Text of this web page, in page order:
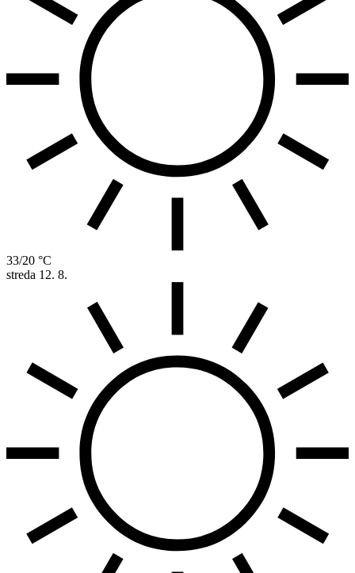
33/20 °C
streda 12. 8.